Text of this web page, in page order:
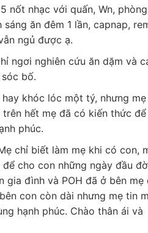
nốt nhạc với quấn, Wn,
ăn đêm 1 lần, capnap,
ngủ được ạ.
ngơi nghiên cứu ăn dặm và
bố.
khóc lóc một tý, nhưng
hết mẹ đã có kiến thức
phúc.
chỉ biết làm mẹ khi có con,
cho con những ngày đầu
gia đình và POH đã ở bên mẹ
con còn dài nhưng mẹ tin
hạnh phúc. Chào thân ái và